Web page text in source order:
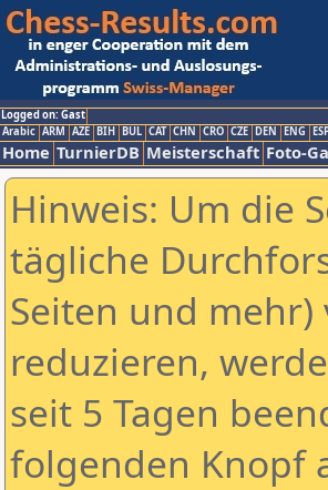
Logged on: Gast
Arabic ARM AZE BIH BUL CAT CHN CRO CZE DEN ENG
Home TurnierDB Meisterschaft Foto-
Hinweis: Um die
tägliche
Seiten und mehr)
reduzieren,
seit 5 Tagen
folgenden Knopf